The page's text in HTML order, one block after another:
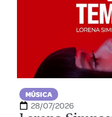
MÚSICA
28/07/2026